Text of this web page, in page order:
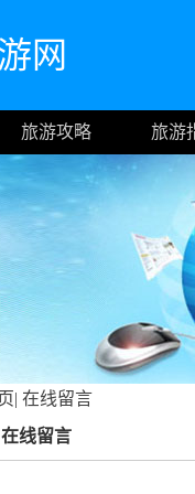
网
旅游攻略 旅游
| 在线留言
线留言